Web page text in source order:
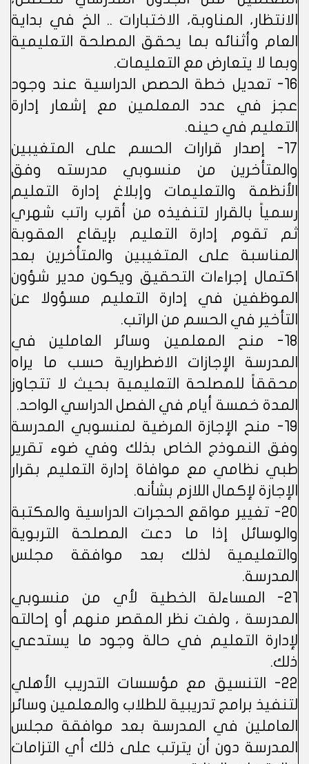
الانتظار، المناوبة، الاختبارات .. الخ في بداية
العام وأثنائه بما يحقق المصلحة التعليمية
وبما لا يتعارض مع التعليمات.
16- تعديل خطة الحصص الدراسية عند وجود
عجز في عدد المعلمين مع إشعار إدارة
التعليم في حينه.
17- إصدار قرارات الحسم على المتغيبين
والمتأخرين من منسوبي مدرسته وفق
الأنظمة والتعليمات وإبلاغ إدارة التعليم
رسمياً بالقرار لتنفيذه من أقرب راتب شهري
ثم تقوم إدارة التعليم بإيقاع العقوبة
المناسبة على المتغيبين والمتأخرين بعد
اكتمال إجراءات التحقيق ويكون مدير شؤون
الموظفين في إدارة التعليم مسؤولا عن
التأخير في الحسم من الراتب.
18- منح المعلمين وسائر العاملين في
المدرسة الإجازات الاضطرارية حسب ما يراه
محققاً للمصلحة التعليمية بحيث لا تتجاوز
المدة خمسة أيام في الفصل الدراسي الواحد.
19- منح الإجازة المرضية لمنسوبي المدرسة
وفق النموذج الخاص بذلك وفي ضوء تقرير
طبي نظامي مع موافاة إدارة التعليم بقرار
الإجازة لإكمال اللازم بشأنه.
20- تغيير مواقع الحجرات الدراسية والمكتبة
والوسائل إذا ما دعت المصلحة التربوية
والتعليمية لذلك بعد موافقة مجلس
المدرسة.
21- المساءلة الخطية لأي من منسوبي
المدرسة ، ولفت نظر المقصر منهم أو إحالته
لإدارة التعليم في حالة وجود ما يستدعي
ذلك.
22- التنسيق مع مؤسسات التدريب الأهلي
لتنفيذ برامج تدريبية للطلاب والمعلمين وسائر
العاملين في المدرسة بعد موافقة مجلس
المدرسة دون أن يترتب على ذلك أي التزامات